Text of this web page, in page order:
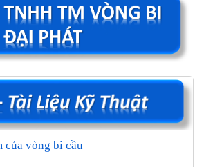
của vòng bi cầu